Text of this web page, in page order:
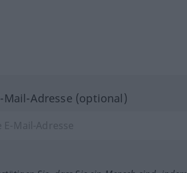
Mail-Adresse (optional)